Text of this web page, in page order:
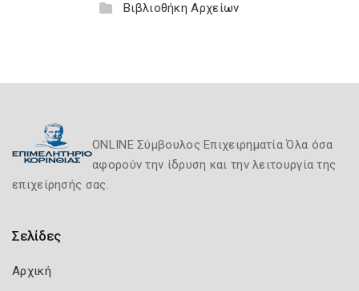
Βιβλιοθήκη Αρχείων
ONLINE Σύμβουλος Επιχειρηματία Όλα όσα
αφορούν την ίδρυση και την λειτουργία της
επιχείρησής σας.
Σελίδες
Αρχική